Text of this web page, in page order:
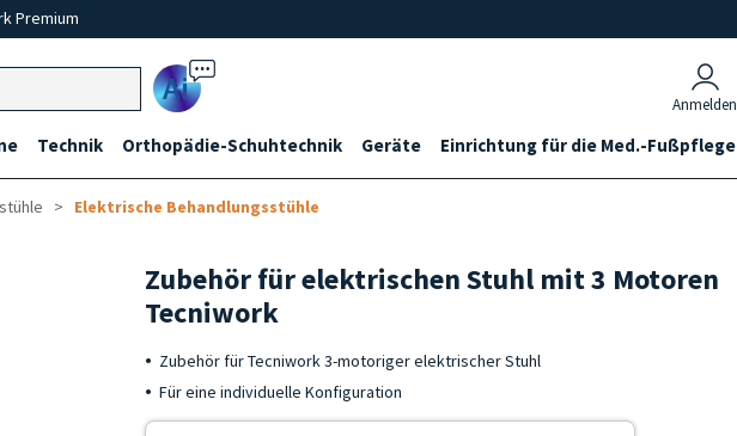
Premium
Ai Anmelden
Technik Orthopädie-Schuhtechnik Geräte Einrichtung für die Med.-Fußpflege
Elektrische Behandlungsstühle
Zubehör für elektrischen Stuhl mit 3 Motoren
Tecniwork
Zubehör für Tecniwork 3-motoriger elektrischer Stuhl
Für eine individuelle Konfiguration